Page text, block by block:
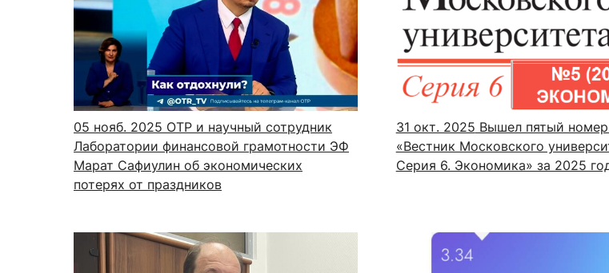
05 нояб. 2025 ОТР и научный сотрудник
Лаборатории финансовой грамотности ЭФ
Марат Сафиулин об экономических
потерях от праздников
31 окт. 2025 Вышел пятый
«Вестник Московского
Серия 6. Экономика» за 2025